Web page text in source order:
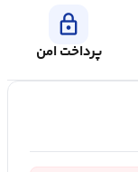
lock
پرداخت امن